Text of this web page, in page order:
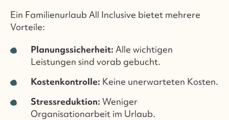
Ein Familienurlaub All Inclusive bietet mehrere
Vorteile:
Planungssicherheit: Alle wichtigen
Leistungen sind vorab gebucht.
Kostenkontrolle: Keine unerwarteten Kosten.
Stressreduktion: Weniger
Organisationarbeit im Urlaub.